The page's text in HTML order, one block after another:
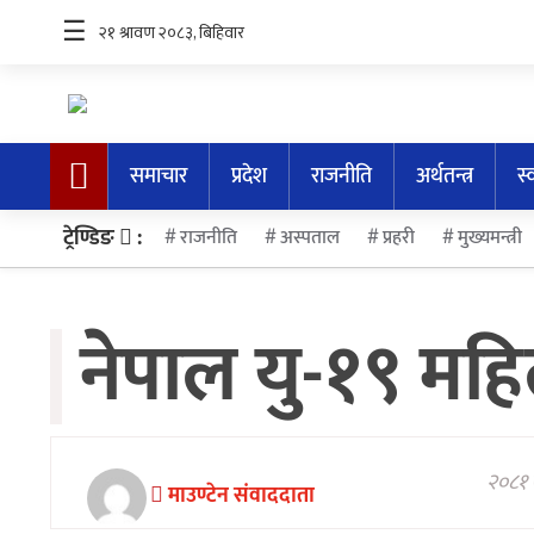
समाचार
प्रदेश
अर्थतन्त्र
स्वास्थ्य
मनोरन्जन
☰
समाचार प्रदेश राजनीति अर्थतन्त्र
ट्रेण्डिङ
: राजनीति अस्पताल प्रहरी मुख्यमन्त्री
नेपाल यु-१९
माउण्टेन संवाददाता २०८१